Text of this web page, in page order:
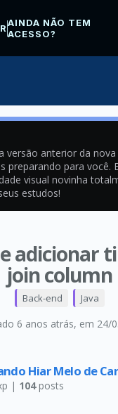
AINDA NÃO TEM
ACESSO?
versão anterior da nova
preparando para você.
visual novinha
estudos!
adicionar
join column
6 anos atrás, em 24/
Back-end Java
Hiar Melo de
| 104posts